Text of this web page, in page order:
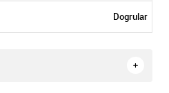
Dogrular